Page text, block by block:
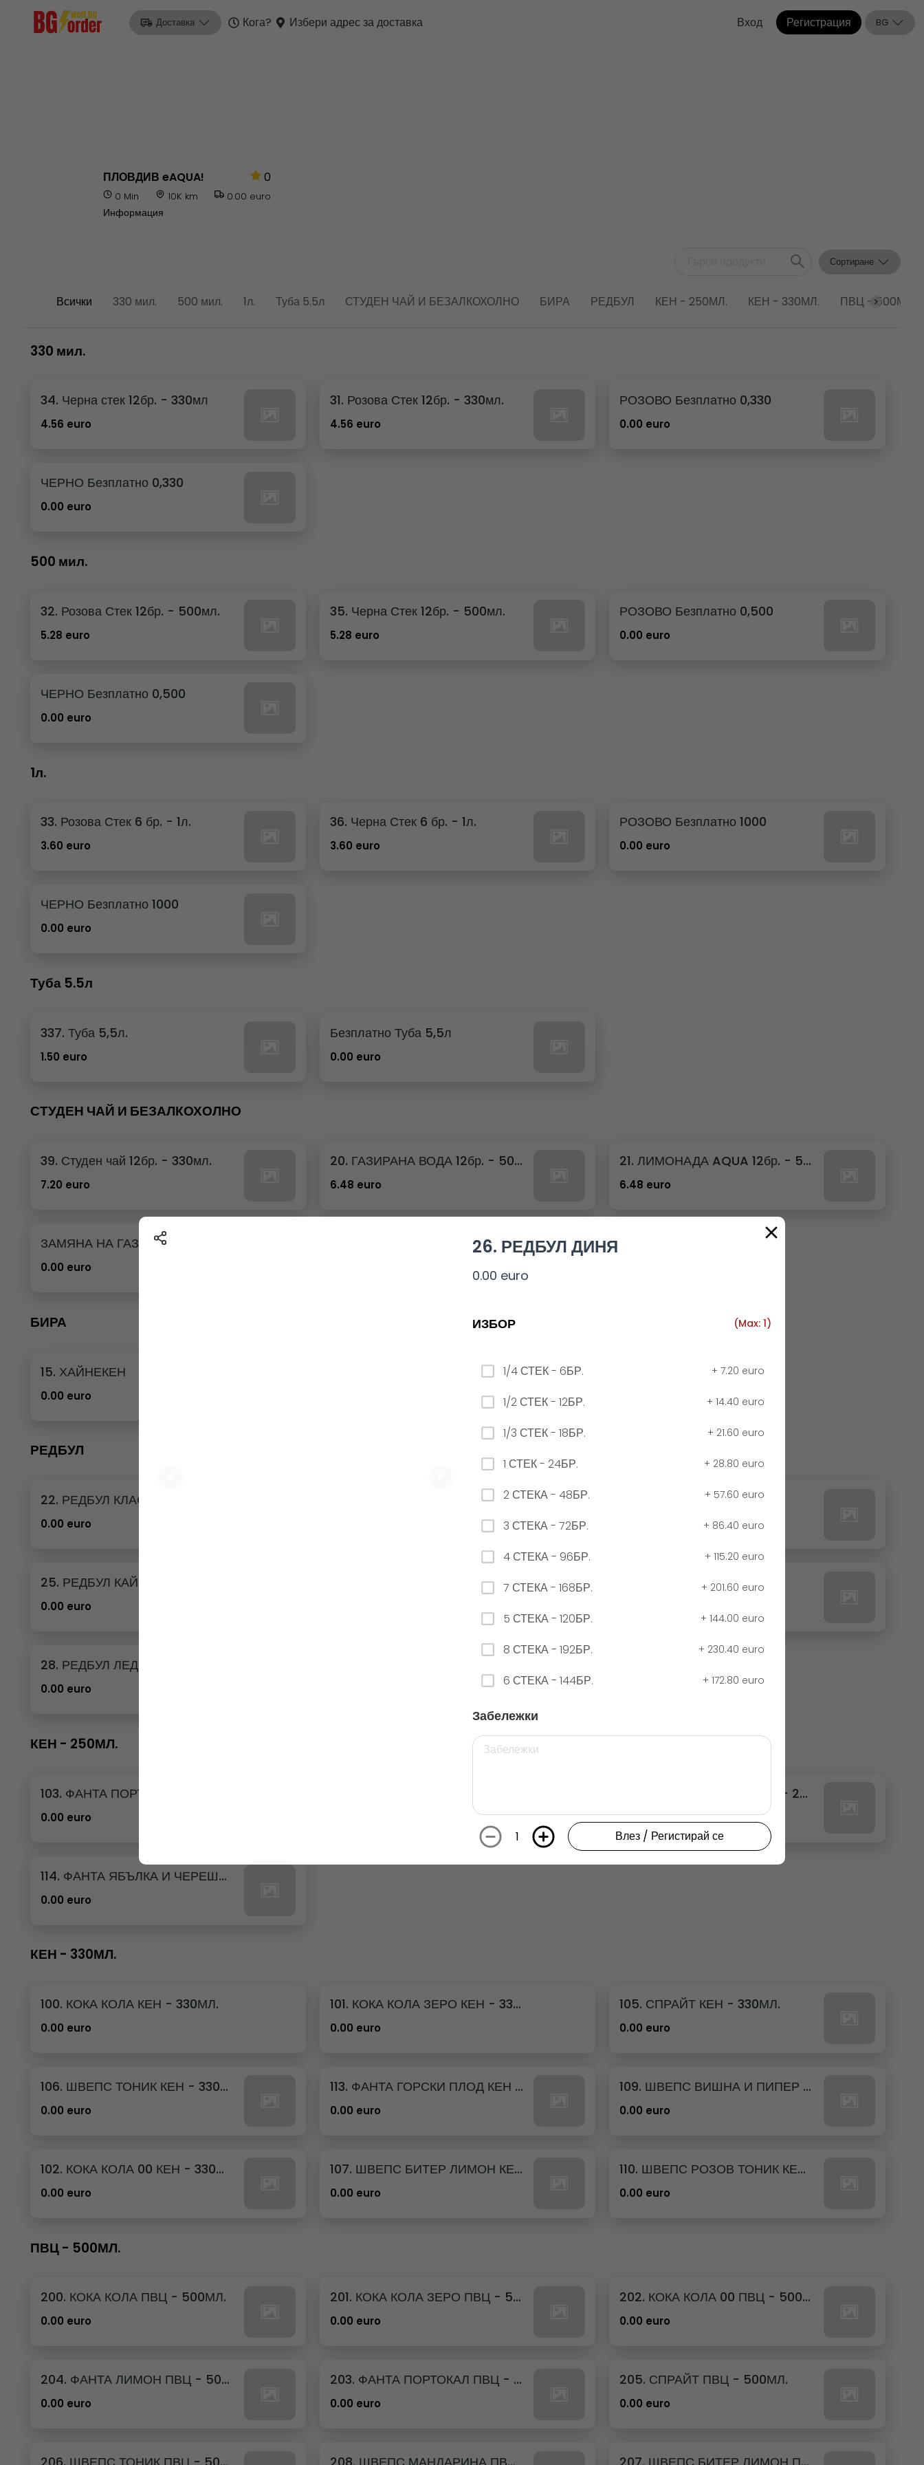
Доставка Кога? Избери адрес за доставка Вход Регистрация BG
ПЛОВДИВ eAQUA! 0
0 Min 10K km 0.00 euro
Информация
Сортиране
Всички 330 мил. 500 мил. 1л. Туба 5.5л СТУДЕН ЧАЙ И БЕЗАЛКОХОЛНО БИРА РЕДБУЛ КЕН - 250МЛ. КЕН - 330МЛ. ПВЦ - 500МЛ.
330 мил.
34. Черна стек 12бр. - 330мл
4.56 euro
31. Розова Стек 12бр. - 330мл.
4.56 euro
РОЗОВО Безплатно 0,330
0.00 euro
ЧЕРНО Безплатно 0,330
0.00 euro
500 мил.
32. Розова Стек 12бр. - 500мл.
5.28 euro
35. Черна Стек 12бр. - 500мл.
5.28 euro
РОЗОВО Безплатно 0,500
0.00 euro
ЧЕРНО Безплатно 0,500
0.00 euro
1л.
33. Розова Стек 6 бр. - 1л.
3.60 euro
36. Черна Стек 6 бр. - 1л.
3.60 euro
РОЗОВО Безплатно 1000
0.00 euro
ЧЕРНО Безплатно 1000
0.00 euro
Туба 5.5л
337. Туба 5,5л.
1.50 euro
Безплатно Туба 5,5л
0.00 euro
СТУДЕН ЧАЙ И БЕЗАЛКОХОЛНО
39. Студен чай 12бр. - 330мл.
7.20 euro
20. ГАЗИРАНА ВОДА 12бр. - 500мл
6.48 euro
21. ЛИМОНАДА AQUA 12бр. - 500мл
6.48 euro
0.00 euro
ЗАМЯНА НА ЛИМОНАДА AQUA 12бр. - 500мл
БИРА
15. ХАЙНЕКЕН
0.00 euro
РЕДБУЛ
22. РЕДБУЛ КЛАСИК
0.00 euro
24. РЕДБУЛ БЕЗ КАЛОРИИ
25. РЕДБУЛ КАЙСИЯ И ЯГОДА
0.00 euro
27. РЕДБУЛ ТРОПИК
28. РЕДБУЛ ЛЕДЕНА ВАНИЛИЯ
0.00 euro
КЕН - 250МЛ.
0.00 euro
111. ФАНТА ТРОПИКАЛ КЕН - 250МЛ.
0.00 euro
114. ФАНТА ЯБЪЛКА И ЧЕРЕША КЕН - 250МЛ.
0.00 euro
КЕН - 330МЛ.
100. КОКА КОЛА КЕН - 330МЛ.
0.00 euro
101. КОКА КОЛА ЗЕРО КЕН - 330МЛ.
0.00 euro
105. СПРАЙТ КЕН - 330МЛ.
0.00 euro
106. ШВЕПС ТОНИК КЕН - 330МЛ.
0.00 euro
113. ФАНТА ГОРСКИ ПЛОД КЕН - 330МЛ.
0.00 euro
109. ШВЕПС ВИШНА И ПИПЕР КЕН - 330МЛ.
0.00 euro
102. КОКА КОЛА 00 КЕН - 330МЛ.
0.00 euro
107. ШВЕПС БИТЕР ЛИМОН КЕН - 330МЛ.
0.00 euro
110. ШВЕПС РОЗОВ ТОНИК КЕН - 330МЛ.
0.00 euro
ПВЦ - 500МЛ.
200. КОКА КОЛА ПВЦ - 500МЛ.
0.00 euro
201. КОКА КОЛА ЗЕРО ПВЦ - 500МЛ.
0.00 euro
202. КОКА КОЛА 00 ПВЦ - 500МЛ.
0.00 euro
204. ФАНТА ЛИМОН ПВЦ - 500МЛ.
0.00 euro
203. ФАНТА ПОРТОКАЛ ПВЦ - 500МЛ.
0.00 euro
205. СПРАЙТ ПВЦ - 500МЛ.
0.00 euro
26. РЕДБУЛ ДИНЯ
0.00 euro
ИЗБОР (Max: 1)
1/4 СТЕК - 6БР. +7.20 euro
1/2 СТЕК - 12БР. +14.40 euro
1/3 СТЕК - 18БР. + 21.60 euro
1 СТЕК - 24БР. + 28.80 euro
2 СТЕКА - 48БР. + 57.60 euro
3 СТЕКА - 72БР. + 86.40 euro
4 СТЕКА - 96БР. +115.20 euro
7 СТЕКА - 168БР. + 201.60 euro
5 СТЕКА - 120БР. +144.00 euro
8 СТЕКА - 192БР. + 230.40 euro
6 СТЕКА - 144БР. +172.80 euro
Забележки
1 Влез / Регистирай се